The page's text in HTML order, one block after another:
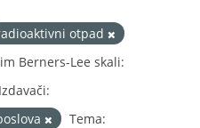
otpad
Berners-Lee skali:
Izdavači:
Tema: